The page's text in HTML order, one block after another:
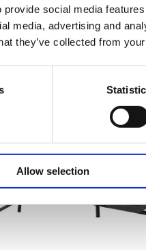
social media
media, advertising and
they’ve collected from
Allow selection
Produkte